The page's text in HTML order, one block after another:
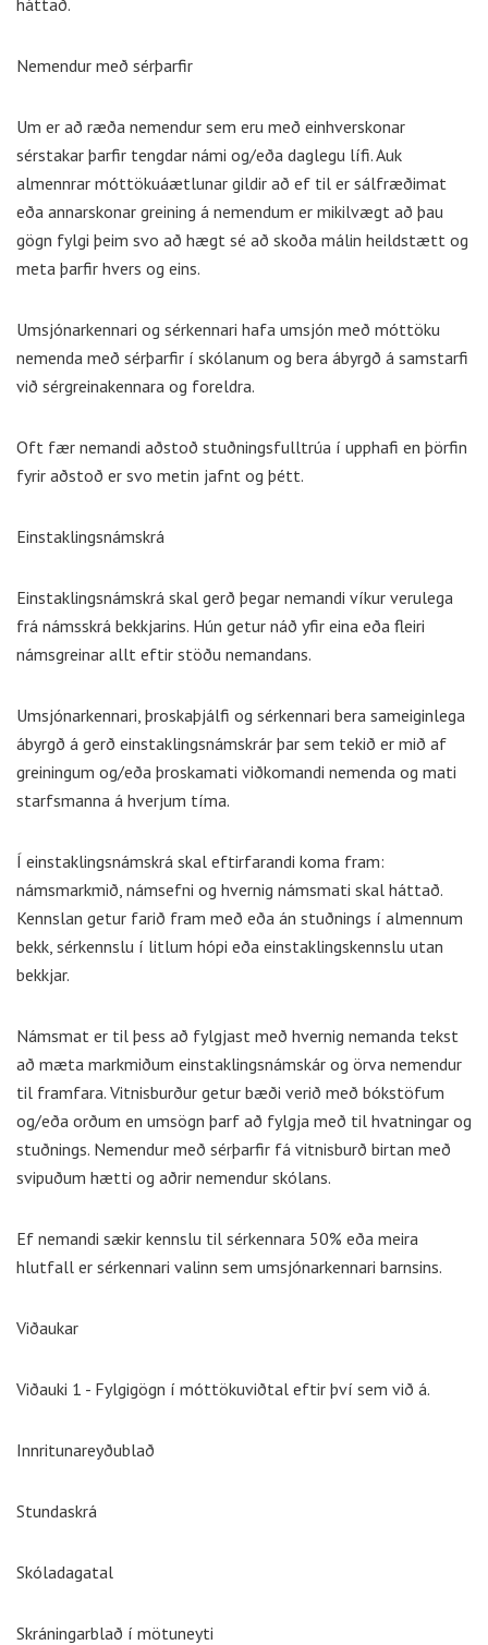
háttað.
Nemendur með sérþarfir
Um er að ræða nemendur sem eru með einhverskonar
sérstakar þarfir tengdar námi og/eða daglegu lífi. Auk
almennrar móttökuáætlunar gildir að ef til er sálfræðimat
eða annarskonar greining á nemendum er mikilvægt að þau
gögn fylgi þeim svo að hægt sé að skoða málin heildstætt og
meta þarfir hvers og eins.
Umsjónarkennari og sérkennari hafa umsjón með móttöku
nemenda með sérþarfir í skólanum og bera ábyrgð á samstarfi
við sérgreinakennara og foreldra.
Oft fær nemandi aðstoð stuðningsfulltrúa í upphafi en þörfin
fyrir aðstoð er svo metin jafnt og þétt.
Einstaklingsnámskrá
Einstaklingsnámskrá skal gerð þegar nemandi víkur verulega
frá námsskrá bekkjarins. Hún getur náð yfir eina eða fleiri
námsgreinar allt eftir stöðu nemandans.
Umsjónarkennari, þroskaþjálfi og sérkennari bera sameiginlega
ábyrgð á gerð einstaklingsnámskrár þar sem tekið er mið af
greiningum og/eða þroskamati viðkomandi nemenda og mati
starfsmanna á hverjum tíma.
Í einstaklingsnámskrá skal eftirfarandi koma fram:
námsmarkmið, námsefni og hvernig námsmati skal háttað.
Kennslan getur farið fram með eða án stuðnings í almennum
bekk, sérkennslu í litlum hópi eða einstaklingskennslu utan
bekkjar.
Námsmat er til þess að fylgjast með hvernig nemanda tekst
að mæta markmiðum einstaklingsnámskár og örva nemendur
til framfara. Vitnisburður getur bæði verið með bókstöfum
og/eða orðum en umsögn þarf að fylgja með til hvatningar og
stuðnings. Nemendur með sérþarfir fá vitnisburð birtan með
svipuðum hætti og aðrir nemendur skólans.
Ef nemandi sækir kennslu til sérkennara 50% eða meira
hlutfall er sérkennari valinn sem umsjónarkennari barnsins.
Viðaukar
Viðauki 1 - Fylgigögn í móttökuviðtal eftir því sem við á.
Innritunareyðublað
Stundaskrá
Skóladagatal
Skráningarblað í mötuneyti